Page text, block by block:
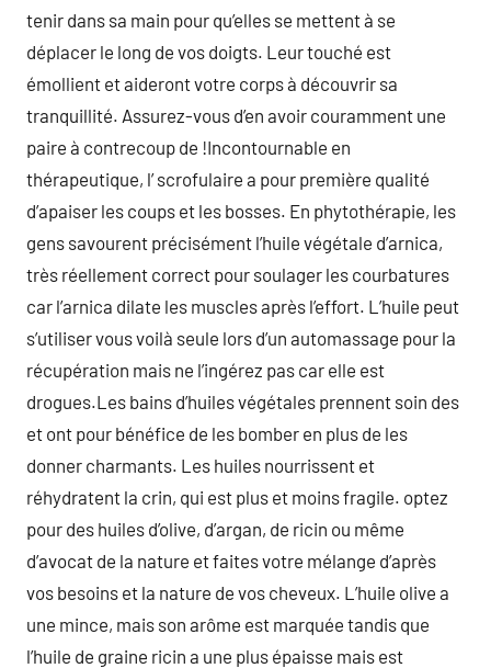
tenir dans sa main pour qu’elles se mettent à se
déplacer le long de vos doigts. Leur touché est
émollient et aideront votre corps à découvrir sa
tranquillité. Assurez-vous d’en avoir couramment une
paire à contrecoup de !Incontournable en
thérapeutique, l’ scrofulaire a pour première qualité
d’apaiser les coups et les bosses. En phytothérapie, les
gens savourent précisément l’huile végétale d’arnica,
très réellement correct pour soulager les courbatures
car l’arnica dilate les muscles après l’effort. L’huile peut
s’utiliser vous voilà seule lors d’un automassage pour la
récupération mais ne l’ingérez pas car elle est
drogues.Les bains d’huiles végétales prennent soin des
et ont pour bénéfice de les bomber en plus de les
donner charmants. Les huiles nourrissent et
réhydratent la crin, qui est plus et moins fragile. optez
pour des huiles d’olive, d’argan, de ricin ou même
d’avocat de la nature et faites votre mélange d’après
vos besoins et la nature de vos cheveux. L’huile olive a
une mince, mais son arôme est marquée tandis que
l’huile de graine ricin a une plus épaisse mais est